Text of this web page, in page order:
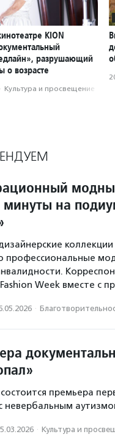
KION
разрушающий
о возрасте
· Культура и просвещение
минуты на
профессиональные
Week вместе с
·
премьера
невербальным
· Культура и